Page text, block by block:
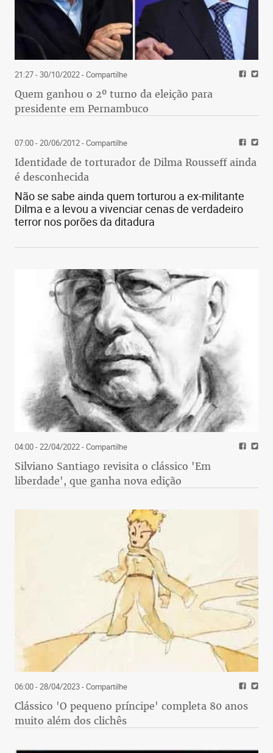
21:27 - 30/10/2022- Compartilhe
Quem ganhou o 2º turno da eleição para
presidente em Pernambuco
07:00 - 20/06/2012- Compartilhe
Identidade de torturador de Dilma Rousseff ainda
é desconhecida
Não se sabe ainda quem torturou a ex-militante
Dilma e a levou a vivenciar cenas de verdadeiro
terror nos porões da ditadura
04:00 - 22/04/2022- Compartilhe
Silviano Santiago revisita o clássico 'Em
liberdade', que ganha nova edição
06:00 - 28/04/2023- Compartilhe
Clássico 'O pequeno príncipe' completa 80 anos
muito além dos clichês